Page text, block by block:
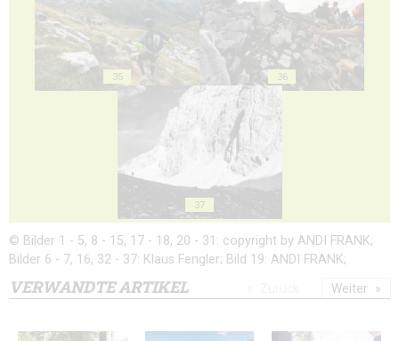
35 36
37
© Bilder 1 - 5, 8 - 15, 17 - 18, 20 - 31: copyright by ANDI FRANK;
Bilder 6 - 7, 16, 32 - 37: Klaus Fengler; Bild 19: ANDI FRANK;
VERWANDTE ARTIKEL Weiter